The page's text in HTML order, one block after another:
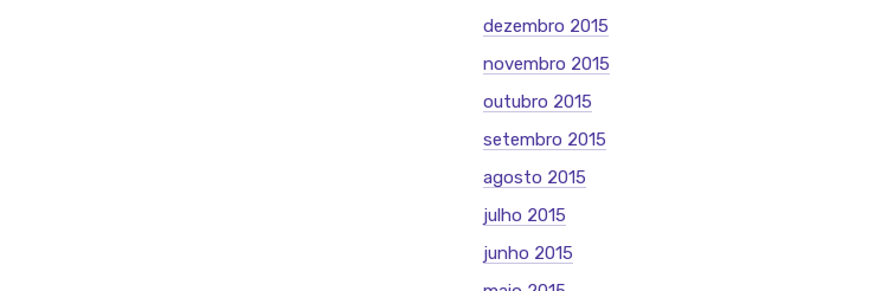
dezembro 2015
novembro 2015
outubro 2015
setembro 2015
agosto 2015
julho 2015
junho 2015